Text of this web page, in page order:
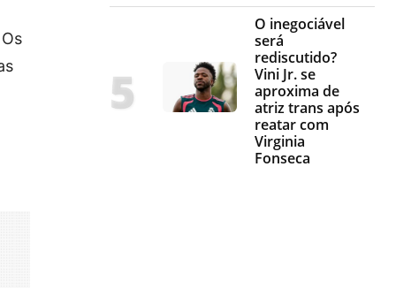
O inegociável
será
rediscutido?
Vini Jr. se
aproxima de
atriz trans após
reatar com
Virginia
Fonseca